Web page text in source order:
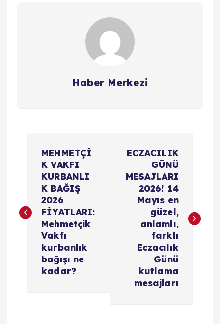
Haber Merkezi
ı
MEHMETÇİ
K VAKFI
KURBANLI
K BAĞIŞ
2026
FİYATLARI:
Mehmetçik
Vakfı
kurbanlık
bağışı ne
kadar?
ECZACILIK
GÜNÜ
MESAJLARI
2026! 14
Mayıs en
güzel,
anlamlı,
farklı
Eczacılık
Günü
kutlama
mesajları